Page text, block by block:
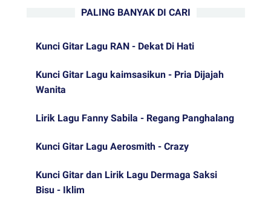
PALING BANYAK DI CARI
Kunci Gitar Lagu RAN - Dekat Di Hati
Kunci Gitar Lagu kaimsasikun - Pria Dijajah
Wanita
Lirik Lagu Fanny Sabila - Regang Panghalang
Kunci Gitar Lagu Aerosmith - Crazy
Kunci Gitar dan Lirik Lagu Dermaga Saksi
Bisu - Iklim